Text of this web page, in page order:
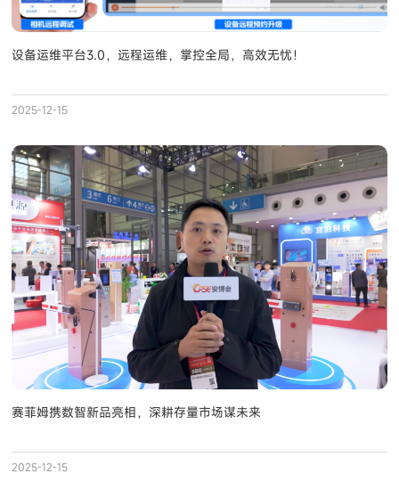
设备运维平台3.0，远程运维，掌控全局，高效无忧！
2025-12-15
赛菲姆携数智新品亮相，深耕存量市场谋未来
2025-12-15